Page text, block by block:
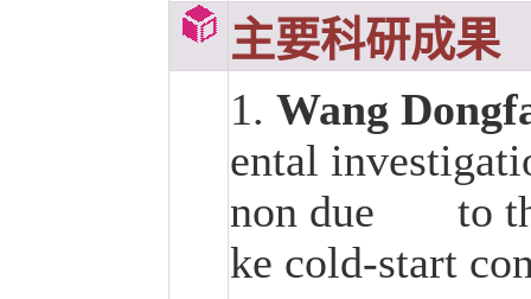
主要科研成果
1. Wang
ental
non due to
ke cold-start